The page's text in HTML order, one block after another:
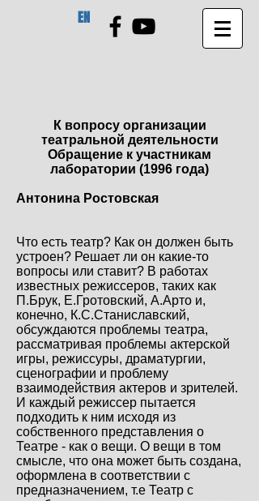
EN
К вопросу организации
театральной деятельности
Обращение к участникам
лаборатории (1996 года)
Антонина Ростовская
Что есть театр? Как он должен быть
устроен? Решает ли он какие-то
вопросы или ставит? В работах
известных режиссеров, таких как
П.Брук, Е.Гротовский, А.Арто и,
конечно, К.С.Станиславский,
обсуждаются проблемы театра,
рассматривая проблемы актерской
игры, режиссуры, драматургии,
сценографии и проблему
взаимодействия актеров и зрителей.
И каждый режиссер пытается
подходить к ним исходя из
собственного представления о
Театре - как о вещи. О вещи в том
смысле, что она может быть создана,
оформлена в соответствии с
предназначением, т.е Театр с